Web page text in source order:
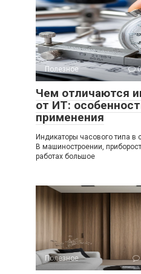
Полезное 0
Чем отличаются
от ИТ:
применения
Индикаторы часового типа в
В машиностроении,
работах большое
Полезное